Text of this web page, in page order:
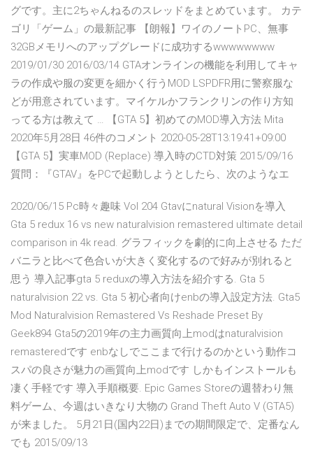
グです。主に2ちゃんねるのスレッドをまとめています。 カテ
ゴリ「ゲーム」の最新記事 【朗報】ワイのノートPC、無事
32GBメモリへのアップグレードに成功するwwwwwwww
2019/01/30 2016/03/14 GTAオンラインの機能を利用してキャ
ラの作成や服の変更を細かく行うMOD LSPDFR用に警察服な
どが用意されています。マイケルかフランクリンの作り方知
ってる方は教えて … 【GTA 5】初めてのMOD導入方法 Mita
2020年5月28日 46件のコメント 2020-05-28T13:19:41+09:00
【GTA 5】実車MOD (Replace) 導入時のCTD対策 2015/09/16
質問：『GTAV』をPCで起動しようとしたら、次のようなエ
2020/06/15 Pc時々趣味 Vol 204 Gtavにnatural Visionを導入
Gta 5 redux 16 vs new naturalvision remastered ultimate detail
comparison in 4k read. グラフィックを劇的に向上させる ただ
バニラと比べて色合いが大きく変化するので好みが別れると
思う 導入記事gta 5 reduxの導入方法を紹介する. Gta 5
naturalvision 22 vs. Gta 5 初心者向けenbの導入設定方法. Gta5
Mod Naturalvision Remastered Vs Reshade Preset By
Geek894 Gta5の2019年の主力画質向上modはnaturalvision
remasteredです enbなしでここまで行けるのかという動作コ
スパの良さが魅力の画質向上modです しかもインストールも
凄く手軽です 導入手順概要. Epic Games Storeの週替わり無
料ゲーム、今週はいきなり大物の Grand Theft Auto V (GTA5)
が来ました。 5月21日(国内22日)までの期間限定で、定番なん
でも 2015/09/13